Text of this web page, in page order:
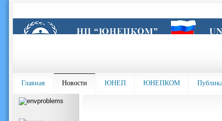
Главная Новости ЮНЕП ЮНЕПКОМ